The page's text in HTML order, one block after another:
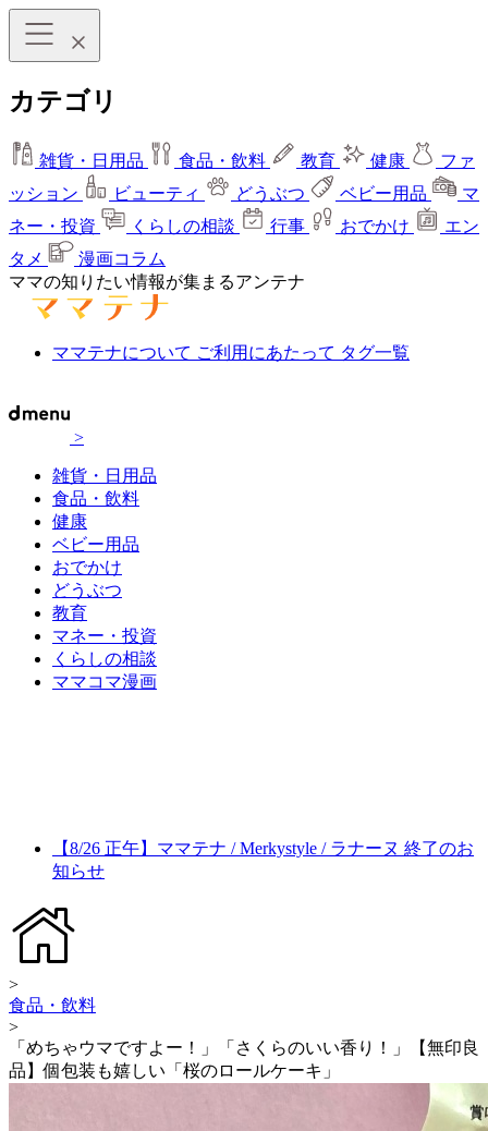
カテゴリ
雑貨・日用品 食品・飲料 教育 健康
ファ
ッション
ビューティ どうぶつ ベビー用品
マ
ネー・投資
くらしの相談 行事 おでかけ
エン
タメ
漫画コラム
ママの知りたい情報が集まるアンテナ
ママテナについて ご利用にあたって タグ一覧
>
雑貨・日用品
食品・飲料
健康
ベビー用品
おでかけ
どうぶつ
教育
マネー・投資
くらしの相談
ママコマ漫画
【8/26 正午】ママテナ / Merkystyle / ラナーヌ 終了のお
知らせ
>
食品・飲料
>
「めちゃウマですよー！」「さくらのいい香り！」【無印良
品】個包装も嬉しい「桜のロールケーキ」